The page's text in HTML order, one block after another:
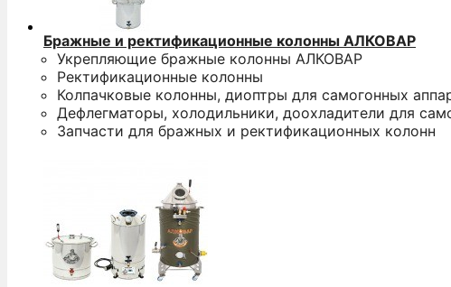
Бражные и ректификационные колонны АЛКОВАР
Укрепляющие бражные колонны АЛКОВАР
Ректификационные колонны
Колпачковые колонны, диоптры для самогонных
Дефлегматоры, холодильники, доохладители для
Запчасти для бражных и ректификационных колонн